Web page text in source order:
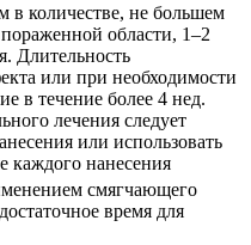
в количестве, не большем
области, 1–2
Длительность
или при необходимости
в течение более 4 нед.
лечения следует
или использовать
каждого нанесения
смягчающего
время для